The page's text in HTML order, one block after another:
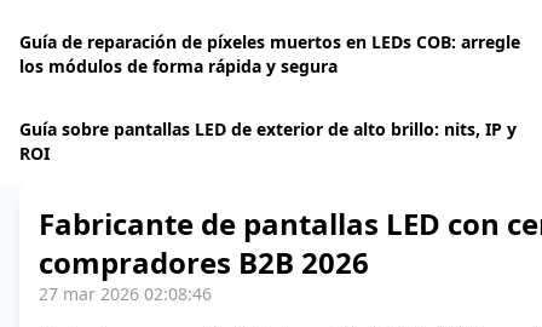
Guía de reparación de píxeles muertos en LEDs COB: arregle
los módulos de forma rápida y segura
Guía sobre pantallas LED de exterior de alto brillo: nits, IP y
ROI
Fabricante de pantallas LED con
compradores B2B 2026
27 mar 2026 02:08:46